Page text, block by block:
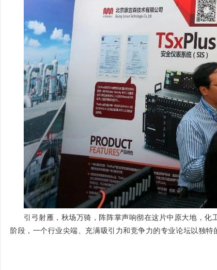
引弓射雁，秋场万骑，阵阵掌声响彻在这片中原大地，
阶段，一个行业尖端、充满吸引力和竞争力的专业论坛以独